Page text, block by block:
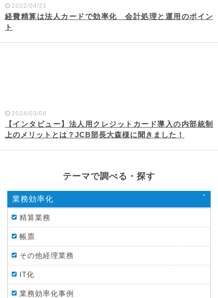
2022/04/21
経費精算は法人カードで効率化 会計処理と運用のポイン
ト
2024/03/08
【インタビュー】法人用クレジットカード導入の内部統制
上のメリットとは？JCB部長大森様に聞きました！
テーマで調べる・探す
業務効率化
精算業務
帳票
その他経理業務
IT化
業務効率化事例